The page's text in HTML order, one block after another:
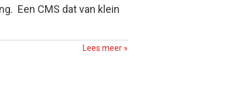
Een CMS dat van klein
Lees meer »